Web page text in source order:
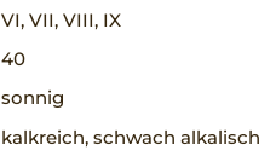
VI, VII, VIII, IX
40
sonnig
kalkreich, schwach alkalisch